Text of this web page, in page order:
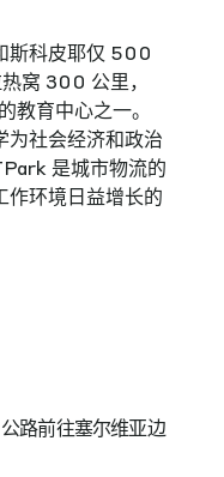
斯科皮耶仅 500
窝 300 公里，
育中心之一。
为社会经济和政治
是城市物流的
作环境日益增长的
路前往塞尔维亚边